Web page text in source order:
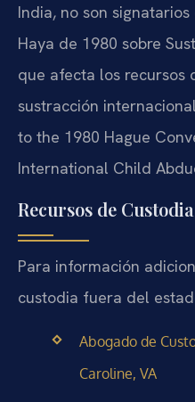
India, no son
Haya de 1980 sobre
que afecta los recursos
sustracción
to the 1980 Hague
International Child
Recursos de
Para información
custodia fuera del
Abogado de
Caroline, VA